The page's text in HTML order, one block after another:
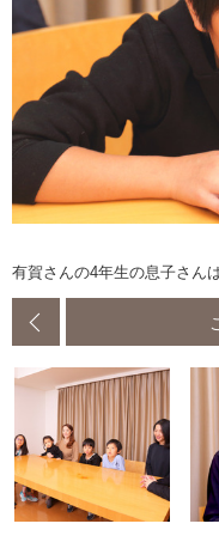
有賀さんの4年生の息子さん